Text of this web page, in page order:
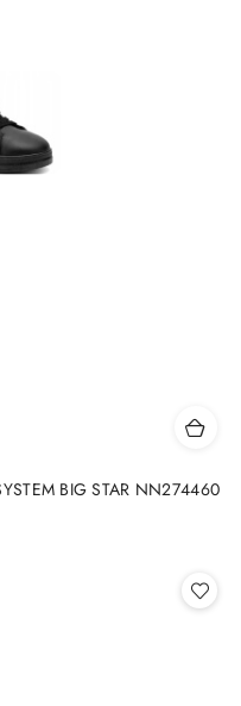
BIG STAR NN274460